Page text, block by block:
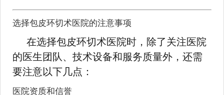
选择包皮环切术医院的注意事项
在选择包皮环切术医院时，除了关注医院
的医生团队、技术设备和服务质量外，还需
要注意以下几点：
医院资质和信誉